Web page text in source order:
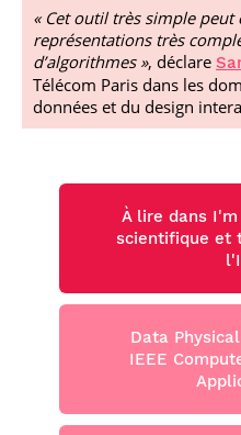
« Cet outil très simple peut
représentations très
d’algorithmes », déclare
Télécom Paris dans les
données et du design
À lire dans
scientifique et
Data
IEEE